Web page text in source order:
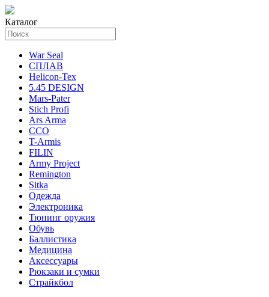
Каталог
War Seal
СПЛАВ
Helicon-Tex
5.45 DESIGN
Mars-Pater
Stich Profi
Ars Arma
ССО
T-Armis
FILIN
Army Project
Remington
Sitka
Одежда
Электроника
Тюнинг оружия
Обувь
Баллистика
Медицина
Аксессуары
Рюкзаки и сумки
Страйкбол